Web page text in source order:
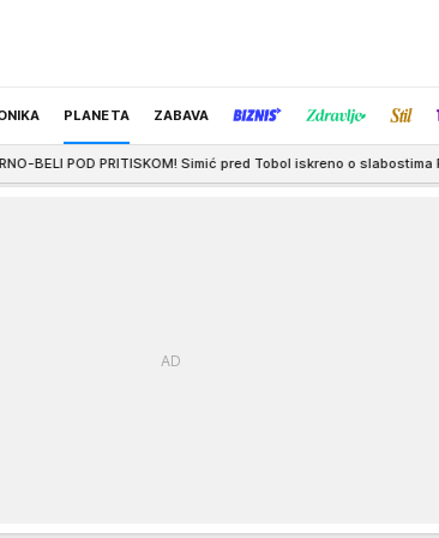
PLANETA ZABAVA
Simić pred Tobol iskreno o slabostima Partizana: